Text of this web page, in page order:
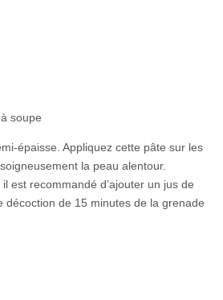
soupe
épaisse. Appliquez cette pâte sur les
la peau alentour.
est recommandé d’ajouter un jus de
décoction de 15 minutes de la grenade